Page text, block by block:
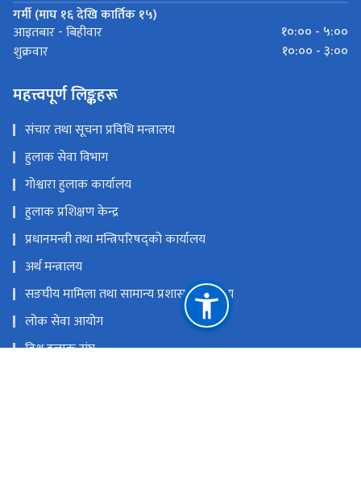
गर्मी (माघ १६ देखि कार्तिक १५)
आइतबार - बिहीवार
१०:०० - ५:००
शुक्रवार
१०:०० - ३:००
महत्त्वपूर्ण लिङ्कहरू
संचार तथा सूचना प्रविधि मन्त्रालय
हुलाक सेवा विभाग
गोश्वारा हुलाक कार्यालय
हुलाक प्रशिक्षण केन्द्र
प्रधानमन्त्री तथा मन्त्रिपरिषद्को कार्यालय
अर्थ मन्त्रालय
सङघीय मामिला तथा सामान्य प्रशासन मन्त्रालय
लोक सेवा आयोग
विश्व हुलाक संघ